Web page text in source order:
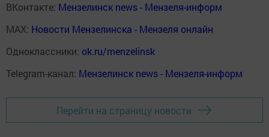
ВКонтакте: Мензелинск news - Мензеля-информ
MAX: Новости Мензелинска - Мензеля онлайн
Одноклассники: ok.ru/menzelinsk
Telegram-канал: Мензелинск news - Мензеля-информ
Перейти на страницу новости